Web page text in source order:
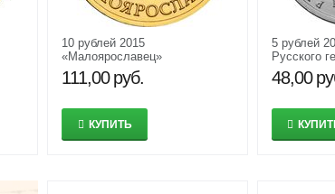
10 рублей 2015
«Малоярославец»
111,00 руб.
КУПИТЬ
5 рублей
Русского
общества»
48,00